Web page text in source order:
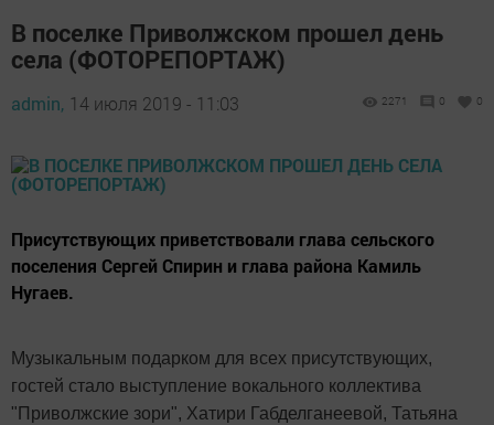
В поселке Приволжском прошел день
села (ФОТОРЕПОРТАЖ)
admin, 14 июля 2019 - 11:03 2271 0 0
Присутствующих приветствовали глава сельского
поселения Сергей Спирин и глава района Камиль
Нугаев.
Музыкальным подарком для всех присутствующих,
гостей стало выступление вокального коллектива
"Приволжские зори", Хатири Габделганеевой, Татьяна